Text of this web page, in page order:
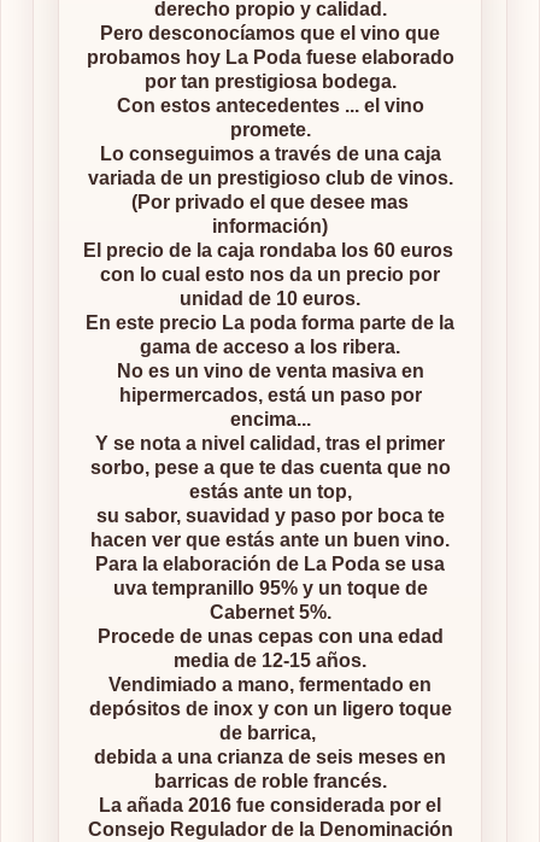
derecho propio y calidad.
Pero desconocíamos que el vino que
probamos hoy La Poda fuese elaborado
por tan prestigiosa bodega.
Con estos antecedentes ... el vino
promete.
Lo conseguimos a través de una caja
variada de un prestigioso club de vinos.
(Por privado el que desee mas
información)
El precio de la caja rondaba los 60 euros
con lo cual esto nos da un precio por
unidad de 10 euros.
En este precio La poda forma parte de la
gama de acceso a los ribera.
No es un vino de venta masiva en
hipermercados, está un paso por
encima...
Y se nota a nivel calidad, tras el primer
sorbo, pese a que te das cuenta que no
estás ante un top,
su sabor, suavidad y paso por boca te
hacen ver que estás ante un buen vino.
Para la elaboración de La Poda se usa
uva tempranillo 95% y un toque de
Cabernet 5%.
Procede de unas cepas con una edad
media de 12-15 años.
Vendimiado a mano, fermentado en
depósitos de inox y con un ligero toque
de barrica,
debida a una crianza de seis meses en
barricas de roble francés.
La añada 2016 fue considerada por el
Consejo Regulador de la Denominación